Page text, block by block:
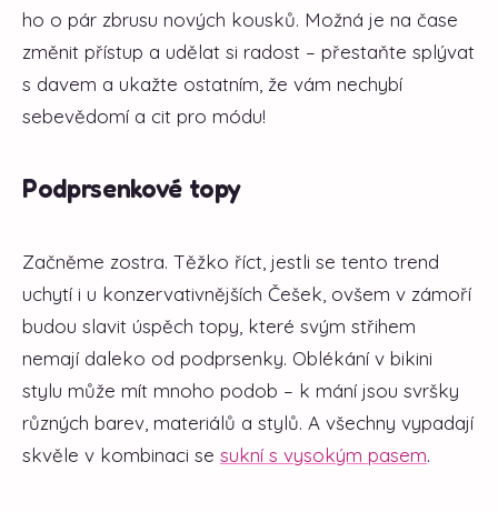
ho o pár zbrusu nových kousků. Možná je na čase
změnit přístup a udělat si radost – přestaňte splývat
s davem a ukažte ostatním, že vám nechybí
sebevědomí a cit pro módu!
Podprsenkové topy
Začněme zostra. Těžko říct, jestli se tento trend
uchytí i u konzervativnějších Češek, ovšem v zámoří
budou slavit úspěch topy, které svým střihem
nemají daleko od podprsenky. Oblékání v bikini
stylu může mít mnoho podob – k mání jsou svršky
různých barev, materiálů a stylů. A všechny vypadají
skvěle v kombinaci se sukní s vysokým pasem.